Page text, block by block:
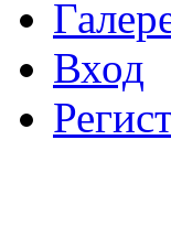
Вход